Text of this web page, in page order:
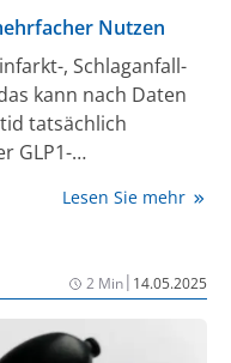
Nutzen
, Schlaganfall-
kann nach Daten
tatsächlich
GLP1-
Symposium auf
andere Daten zu
Lesen Sie mehr
2 Min| 14.05.2025